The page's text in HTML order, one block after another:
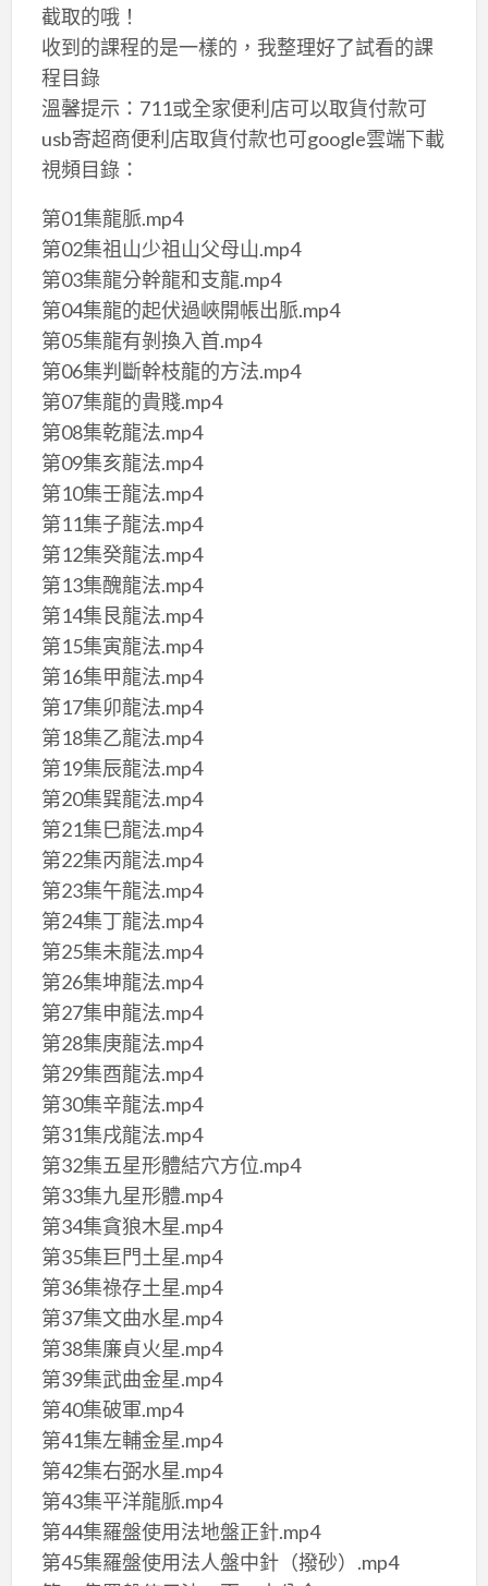
截取的哦！
收到的課程的是一樣的，我整理好了試看的課
程目錄
溫馨提示：711或全家便利店可以取貨付款可
usb寄超商便利店取貨付款也可google雲端下載
視頻目錄：
第01集龍脈.mp4
第02集祖山少祖山父母山.mp4
第03集龍分幹龍和支龍.mp4
第04集龍的起伏過峽開帳出脈.mp4
第05集龍有剝換入首.mp4
第06集判斷幹枝龍的方法.mp4
第07集龍的貴賤.mp4
第08集乾龍法.mp4
第09集亥龍法.mp4
第10集壬龍法.mp4
第11集子龍法.mp4
第12集癸龍法.mp4
第13集醜龍法.mp4
第14集艮龍法.mp4
第15集寅龍法.mp4
第16集甲龍法.mp4
第17集卯龍法.mp4
第18集乙龍法.mp4
第19集辰龍法.mp4
第20集巽龍法.mp4
第21集巳龍法.mp4
第22集丙龍法.mp4
第23集午龍法.mp4
第24集丁龍法.mp4
第25集未龍法.mp4
第26集坤龍法.mp4
第27集申龍法.mp4
第28集庚龍法.mp4
第29集酉龍法.mp4
第30集辛龍法.mp4
第31集戌龍法.mp4
第32集五星形體結穴方位.mp4
第33集九星形體.mp4
第34集貪狼木星.mp4
第35集巨門土星.mp4
第36集祿存土星.mp4
第37集文曲水星.mp4
第38集廉貞火星.mp4
第39集武曲金星.mp4
第40集破軍.mp4
第41集左輔金星.mp4
第42集右弼水星.mp4
第43集平洋龍脈.mp4
第44集羅盤使用法地盤正針.mp4
第45集羅盤使用法人盤中針（撥砂）.mp4